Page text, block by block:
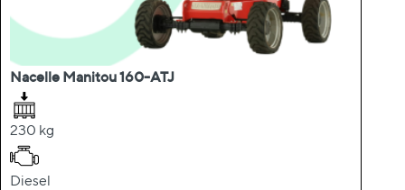
Nacelle Manitou 160-ATJ
230 kg
Diesel